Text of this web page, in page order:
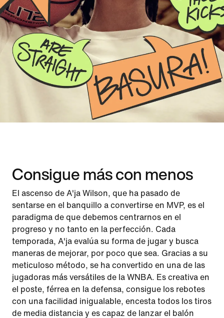
Consigue más con menos
El ascenso de A'ja Wilson, que ha pasado de
sentarse en el banquillo a convertirse en MVP, es el
paradigma de que debemos centrarnos en el
progreso y no tanto en la perfección. Cada
temporada, A'ja evalúa su forma de jugar y busca
maneras de mejorar, por poco que sea. Gracias a su
meticuloso método, se ha convertido en una de las
jugadoras más versátiles de la WNBA. Es creativa en
el poste, férrea en la defensa, consigue los rebotes
con una facilidad inigualable, encesta todos los tiros
de media distancia y es capaz de lanzar el balón